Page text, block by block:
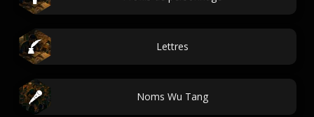
Lettres
Noms Wu Tang